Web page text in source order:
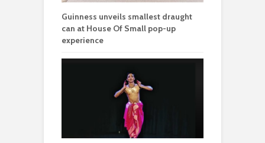
Guinness unveils smallest draught
can at House Of Small pop-up
experience